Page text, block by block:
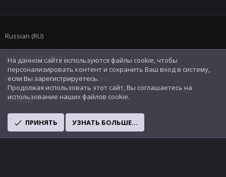
Russian (RU)
Условия и правила
Политика конфиденциальности
Помощь
R
S
На данном сайте используются файлы cookie, чтобы
персонализировать контент и сохранить Ваш вход в систему,
если Вы зарегистрируетесь.
Продолжая использовать этот сайт, Вы соглашаетесь на
использование наших файлов cookie.
ПРИНЯТЬ УЗНАТЬ БОЛЬШЕ...